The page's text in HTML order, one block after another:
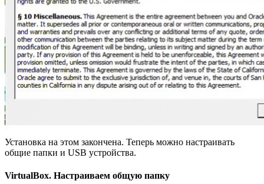
Установка на этом закончена. Теперь можно настраивать
общие папки и USB устройства.
VirtualBox. Настраиваем общую папку